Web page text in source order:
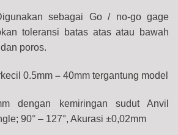
sebagai Go / no-go gage
toleransi batas atas atau bawah
poros.
0.5mm – 40mm tergantung model
dengan kemiringan sudut Anvil
90° – 127°, Akurasi ±0,02mm